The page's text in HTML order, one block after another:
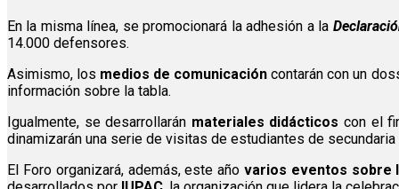
En la misma línea, se promocionará la adhesión a la
14.000 defensores.
Asimismo, los medios de comunicación contarán con un
información sobre la tabla.
Igualmente, se desarrollarán materiales didácticos con el
dinamizarán una serie de visitas de estudiantes de
El Foro organizará, además, este año varios eventos sobre